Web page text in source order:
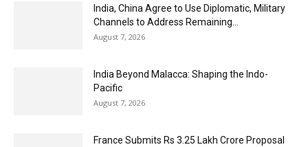
India, China Agree to Use Diplomatic, Military
Channels to Address Remaining...
August 7, 2026
India Beyond Malacca: Shaping the Indo-
Pacific
August 7, 2026
France Submits Rs 3.25 Lakh Crore Proposal